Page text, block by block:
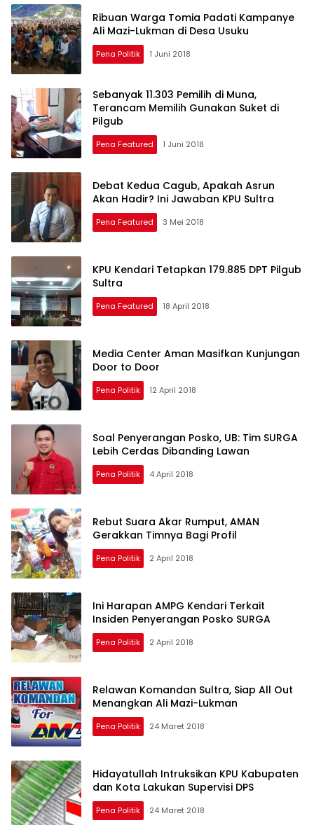
Ribuan Warga Tomia Padati Kampanye
Ali Mazi-Lukman di Desa Usuku
Pena Politik 1 Juni 2018
Sebanyak 11.303 Pemilih di Muna,
Terancam Memilih Gunakan Suket di
Pilgub
Pena Featured 1 Juni 2018
Debat Kedua Cagub, Apakah Asrun
Akan Hadir? Ini Jawaban KPU Sultra
Pena Featured 3 Mei 2018
KPU Kendari Tetapkan 179.885 DPT Pilgub
Sultra
Pena Featured 18 April 2018
Media Center Aman Masifkan Kunjungan
Door to Door
Pena Politik 12 April 2018
Soal Penyerangan Posko, UB: Tim SURGA
Lebih Cerdas Dibanding Lawan
Pena Politik 4 April 2018
Rebut Suara Akar Rumput, AMAN
Gerakkan Timnya Bagi Profil
Pena Politik 2 April 2018
Ini Harapan AMPG Kendari Terkait
Insiden Penyerangan Posko SURGA
Pena Politik 2 April 2018
Relawan Komandan Sultra, Siap All Out
Menangkan Ali Mazi-Lukman
Pena Politik 24 Maret 2018
Hidayatullah Intruksikan KPU Kabupaten
dan Kota Lakukan Supervisi DPS
Pena Politik 24 Maret 2018